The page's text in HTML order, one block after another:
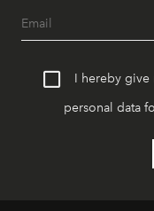
I hereby give
personal data